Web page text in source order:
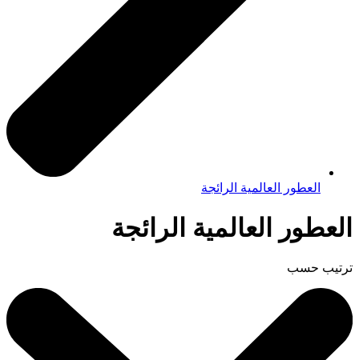
العطور العالمية الرائجة
العطور العالمية الرائجة
ترتيب حسب